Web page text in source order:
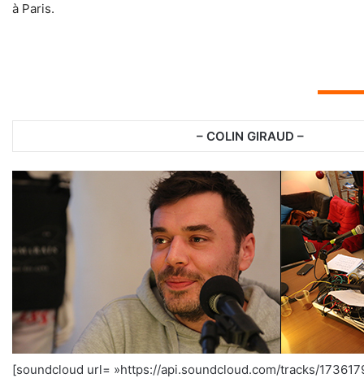
à Paris.
– COLIN GIRAUD –
[soundcloud url= »https://api.soundcloud.com/tracks/